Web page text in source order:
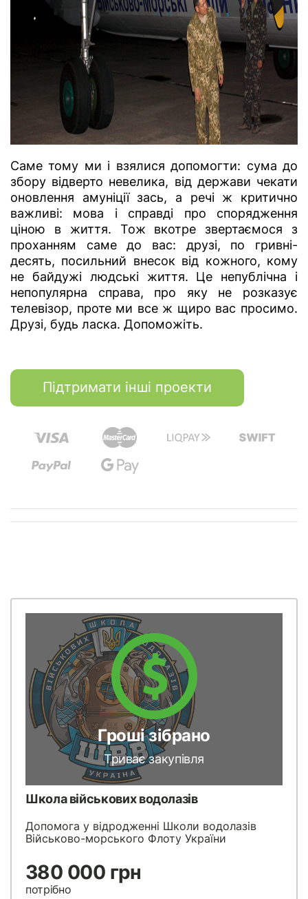
Саме тому ми і взялися допомогти: сума до
збору відверто невелика, від держави чекати
оновлення амуніції зась, а речі ж критично
важливі: мова і справді про спорядження
ціною в життя. Тож вкотре звертаємося з
проханням саме до вас: друзі, по гривні-
десять, посильний внесок від кожного, кому
не байдужі людські життя. Це непублічна і
непопулярна справа, про яку не розказує
телевізор, проте ми все ж щиро вас просимо.
Друзі, будь ласка. Допоможіть.
Підтримати інші проекти
Гроші зібрано
Триває закупівля
Школа військових водолазів
Допомога у відродженні Школи водолазів
Військово-морського Флоту України
380 000 грн
потрібно